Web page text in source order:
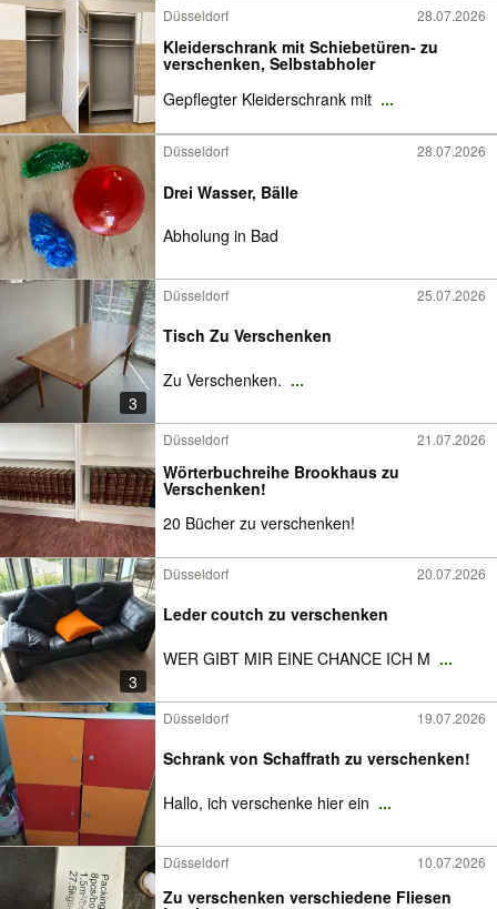
Düsseldorf 28.07.2026
Kleiderschrank mit Schiebetüren- zu
verschenken, Selbstabholer
Gepflegter Kleiderschrank mit ...
Düsseldorf 28.07.2026
Drei Wasser, Bälle
Abholung in Bad
3
Düsseldorf 25.07.2026
Tisch Zu Verschenken
Zu Verschenken. ...
Düsseldorf 21.07.2026
Wörterbuchreihe Brookhaus zu
Verschenken!
20 Bücher zu verschenken!
3
Düsseldorf 20.07.2026
Leder coutch zu verschenken
WER GIBT MIR EINE CHANCE ICH M ...
Düsseldorf 19.07.2026
Schrank von Schaffrath zu verschenken!
Hallo, ich verschenke hier ein ...
Düsseldorf 10.07.2026
Zu verschenken verschiedene Fliesen